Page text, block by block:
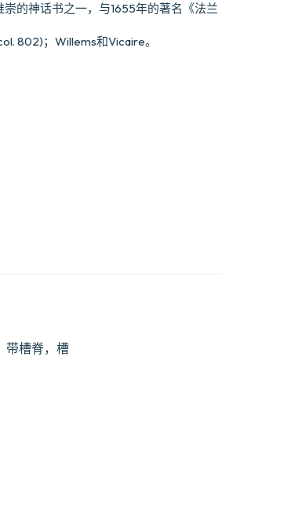
的神话书之一，与1655年的著名《法兰
802)；Willems和Vicaire。
带槽脊，槽